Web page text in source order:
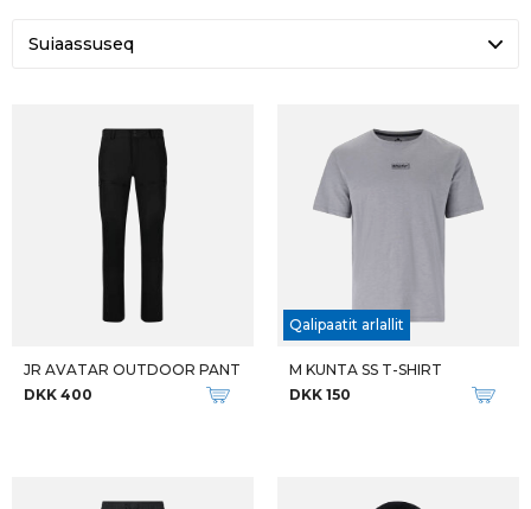
Suiaassuseq
JR AVATAR OUTDOOR PANT
DKK 400
Qalipaatit arlallit
M KUNTA SS T-SHIRT
DKK 150